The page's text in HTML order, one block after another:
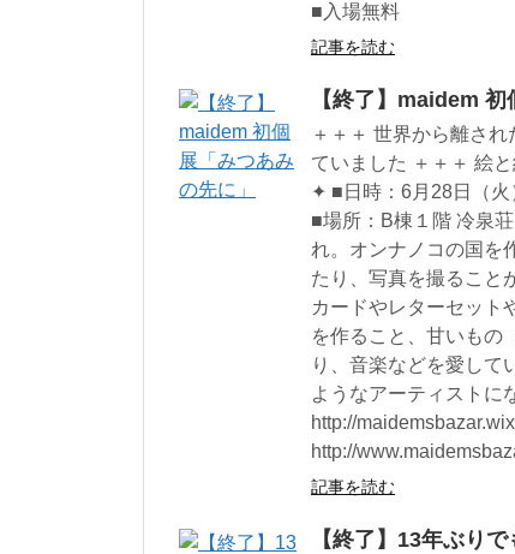
■入場無料
記事を読む
【終了】maidem 初
＋＋＋ 世界から離さ
ていました ＋＋＋ 絵
✦ ■日時：6月28日（
■場所：B棟１階 冷泉
れ。オンナノコの国を
たり、写真を撮ること
カードやレターセット
を作ること、甘いもの
り、音楽などを愛して
ようなアーティストに
http://
http://
記事を読む
【終了】13年ぶり